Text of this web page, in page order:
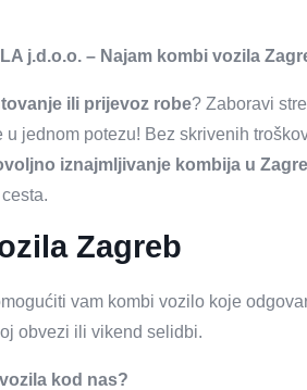
j.d.o.o. – Najam kombi vozila
ili prijevoz robe? Zaboravi
u jednom potezu! Bez skrivenih
iznajmljivanje kombija u
Zagreb
vam kombi vozilo koje
obvezi ili vikend selidbi.
kod nas?